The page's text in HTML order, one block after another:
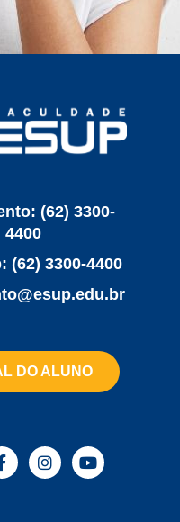
(62) 3300-
4400
(62) 3300-4400
DO ALUNO